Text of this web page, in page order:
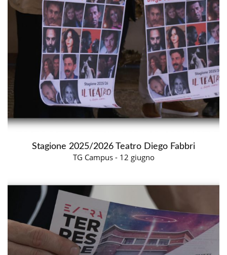
Stagione 2025/2026 Teatro Diego Fabbri
TG Campus - 12 giugno